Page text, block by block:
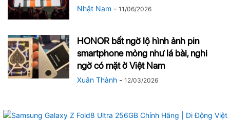
Nhật Nam - 11/06/2026
HONOR bất ngờ lộ hình ảnh pin
smartphone mỏng như lá bài, nghi
ngờ có mặt ở Việt Nam
Xuân Thành - 12/03/2026